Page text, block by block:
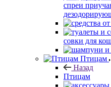
спреи
совки для
Птицам
Назад
Птицам